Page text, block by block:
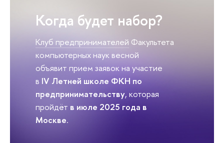
Когда будет набор?
Клуб предпринимателей Факультета
компьютерных наук весной
объявит прием заявок на участие
в IV Летней школе ФКН по
предпринимательству, которая
пройдёт в июле 2025 года в
Москве.